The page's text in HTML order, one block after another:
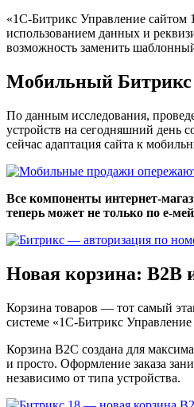
«1С-Битрикс Управление сайтом
использованием данных и
возможность заменить
Мобильный Битрикс
По данным исследования,
устройств на сегодняшний день
сейчас адаптация сайта к
Все компоненты интернет-
теперь может не только по е-
Новая корзина: В2В
Корзина товаров — тот самый
системе «1С-Битрикс
Корзина В2С создана для
и просто. Оформление заказа
независимо от типа устройства.